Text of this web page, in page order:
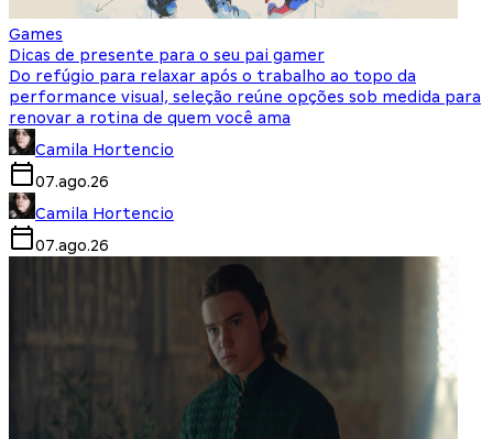
Games
Dicas de presente para o seu pai gamer
Do refúgio para relaxar após o trabalho ao topo da
performance visual, seleção reúne opções sob medida para
renovar a rotina de quem você ama
Camila Hortencio
07.ago.26
Camila Hortencio
07.ago.26